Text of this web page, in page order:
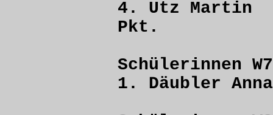
4. Utz
Pkt.
Schülerinnen W7
1. Däubler